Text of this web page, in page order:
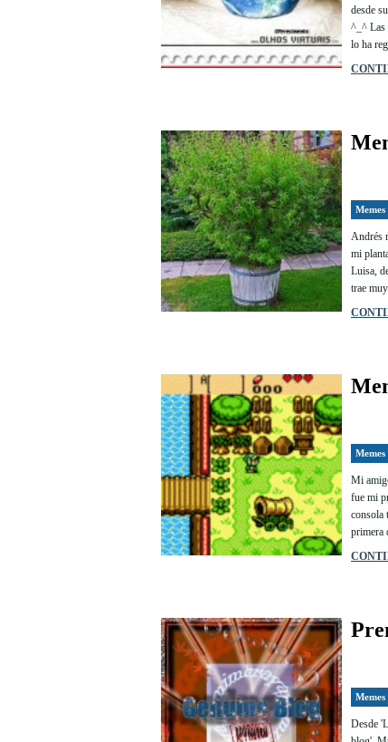
desde
^_^ Las
lo ha
Andrés
mi
Luisa,
trae
Mi
fue mi
consola
primera
Desde